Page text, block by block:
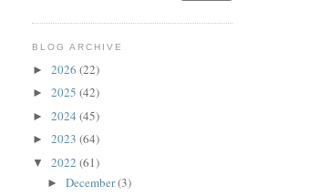
BLOG ARCHIVE
► 2026 (22)
► 2025 (42)
► 2024 (45)
► 2023 (64)
▼ 2022 (61)
► December(3)